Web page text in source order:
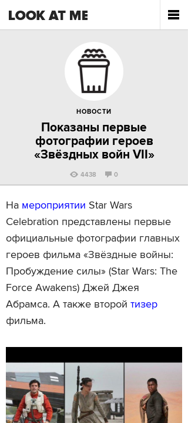
НОВОСТИ
Показаны первые
фотографии героев
«Звёздных войн VII»
4438 0
На мероприятии Star Wars
Celebration представлены первые
официальные фотографии главных
героев фильма «Звёздные войны:
Пробуждение силы» (Star Wars: The
Force Awakens) Джей Джея
Абрамса. А также второй тизер
фильма.